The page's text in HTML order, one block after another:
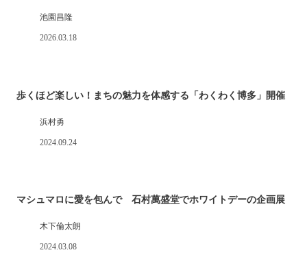
池園昌隆
2026.03.18
歩くほど楽しい！まちの魅力を体感する「わくわく博多」開催
浜村勇
2024.09.24
マシュマロに愛を包んで 石村萬盛堂でホワイトデーの企画展
木下倫太朗
2024.03.08